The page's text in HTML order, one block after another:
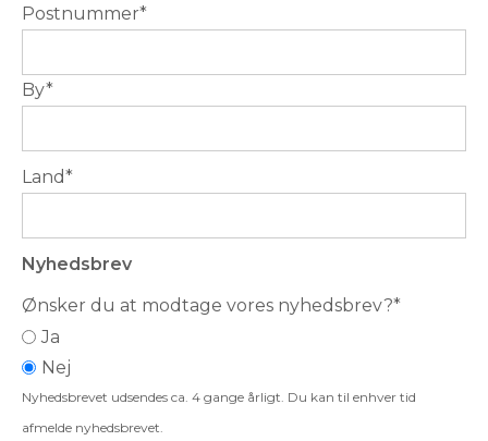
Postnummer*
By*
Land*
Nyhedsbrev
Ønsker du at modtage vores nyhedsbrev?*
Ja
Nej
Nyhedsbrevet udsendes ca. 4 gange årligt. Du kan til enhver tid
afmelde nyhedsbrevet.